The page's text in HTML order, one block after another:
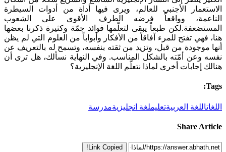
الاستعمار الأجنبي للعالم، ويرى فيها أداة من أدوات السيطرة
الناعمة، وواقعاً فرضه الطرف الأقوى على الشعوب
المستضعفة.لكن طبعاً يبقى لتعلّمها فوائد جمّة وكثيرة ذكرنا بعضها
هنا، فهي تفتح للمرء آفاقاً من الأفكار وأبواباً من العلوم التي لم يظن
أنها موجودة من قبل، وتزيد من ثقته بنفسه، وتسمح له بالتعريف عن
نفسه وعن أمّته بالشكل المناسب. وفي النهاية نسألك، هل ترى أن
هنالك إجابات أخرى لماذا نتعلّم اللغة الإنجليزية؟
Tags:
اللغاتاللغة العربيةتعليملغة انجليزيةمدرسة
Share Article
Link Copied!